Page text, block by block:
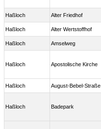
Haßloch Alter Friedhof
Haßloch Alter Wertstoffhof
Haßloch Amselweg
Haßloch Apostolische Kirche
Haßloch August-Bebel-Straße
Haßloch Badepark